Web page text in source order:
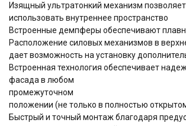
Изящный ультратонкий механизм
использовать внутреннее пространство
Встроенные демпферы обеспечивают
Расположение силовых механизмов в
дает возможность на установку
Встроенная технология обеспечивает
фасада в любом
промежуточном
положении (не только в полностью
Быстрый и точный монтаж благодаря